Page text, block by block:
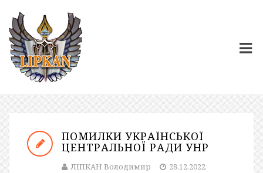
ПОМИЛКИ УКРАЇНСЬКОЇ
ЦЕНТРАЛЬНОЇ РАДИ УНР
ЛІПКАН Володимир
28.12.2022